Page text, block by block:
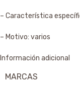
– Característica
– Motivo: varios
Información adicional
MARCAS